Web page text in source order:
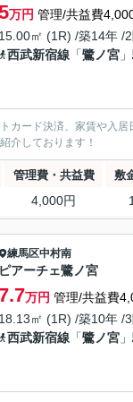
万円 管理/共益費
15.00㎡ (1R) /築14年 /
西武新宿線 「鷺ノ宮
カード決済、家賃や入
介しております！
管理費・共益費 敷
4,000円
練馬区中村南
ピアーチェ鷺ノ宮
7.7万円 管理/共益費
18.13㎡ (1R) /築10年 /
西武新宿線 「鷺ノ宮